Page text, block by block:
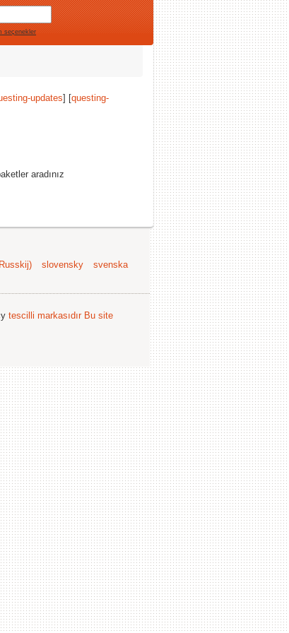
seçenekler
updates] [questing-
aradınız
slovensky
svenska
tescilli markasıdır Bu site